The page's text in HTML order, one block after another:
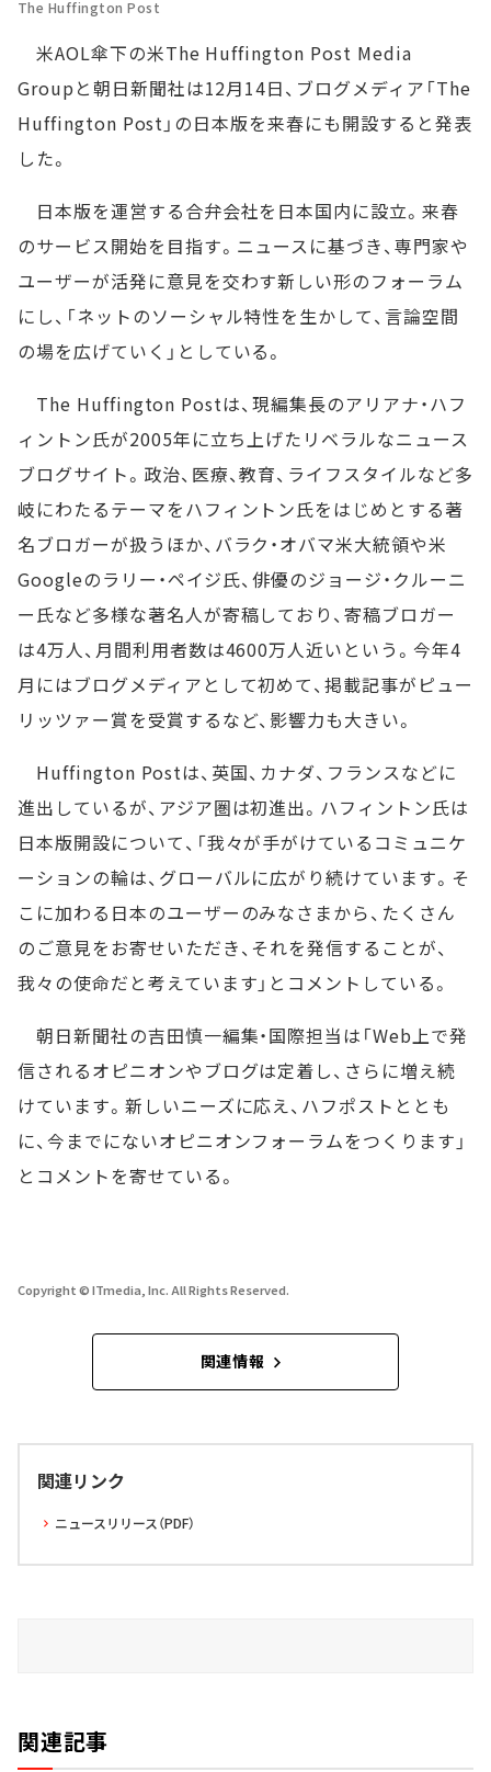
The Huffington Post
米AOL傘下の米The Huffington Post Media
Groupと朝日新聞社は12月14日、ブログメディア「The
Huffington Post」の日本版を来春にも開設すると発表
した。
日本版を運営する合弁会社を日本国内に設立。来春
のサービス開始を目指す。ニュースに基づき、専門家や
ユーザーが活発に意見を交わす新しい形のフォーラム
にし、「ネットのソーシャル特性を生かして、言論空間
の場を広げていく」としている。
The Huffington Postは、現編集長のアリアナ・ハフ
ィントン氏が2005年に立ち上げたリベラルなニュース
ブログサイト。政治、医療、教育、ライフスタイルなど多
岐にわたるテーマをハフィントン氏をはじめとする著
名ブロガーが扱うほか、バラク・オバマ米大統領や米
Googleのラリー・ペイジ氏、俳優のジョージ・クルーニ
ー氏など多様な著名人が寄稿しており、寄稿ブロガー
は4万人、月間利用者数は4600万人近いという。今年4
月にはブログメディアとして初めて、掲載記事がピュー
リッツァー賞を受賞するなど、影響力も大きい。
Huffington Postは、英国、カナダ、フランスなどに
進出しているが、アジア圏は初進出。ハフィントン氏は
日本版開設について、「我々が手がけているコミュニケ
ーションの輪は、グローバルに広がり続けています。そ
こに加わる日本のユーザーのみなさまから、たくさん
のご意見をお寄せいただき、それを発信することが、
我々の使命だと考えています」とコメントしている。
朝日新聞社の吉田慎一編集・国際担当は「Web上で発
信されるオピニオンやブログは定着し、さらに増え続
けています。新しいニーズに応え、ハフポストととも
に、今までにないオピニオンフォーラムをつくります」
とコメントを寄せている。
Copyright © ITmedia, Inc. All Rights Reserved.
関連情報
関連リンク
ニュースリリース（PDF）
関連記事